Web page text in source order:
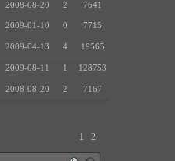
2008-08-20 2 7641
2009-01-10 0 7715
2009-04-13 4 19565
2009-08-11 1 128753
2008-08-20 2 7167
1 2